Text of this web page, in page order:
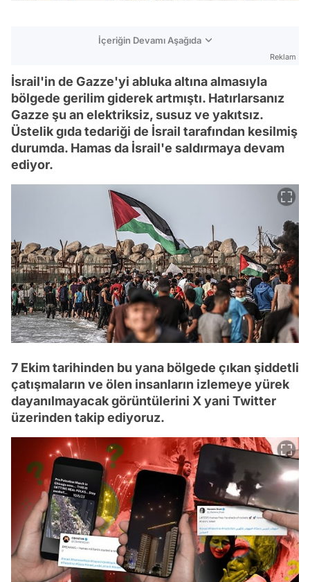
İçeriğin Devamı Aşağıda
Reklam
İsrail'in de Gazze'yi abluka altına almasıyla
bölgede gerilim giderek artmıştı. Hatırlarsanız
Gazze şu an elektriksiz, susuz ve yakıtsız.
Üstelik gıda tedariği de İsrail tarafından kesilmiş
durumda. Hamas da İsrail'e saldırmaya devam
ediyor.
7 Ekim tarihinden bu yana bölgede çıkan şiddetli
çatışmaların ve ölen insanların izlemeye yürek
dayanılmayacak görüntülerini X yani Twitter
üzerinden takip ediyoruz.